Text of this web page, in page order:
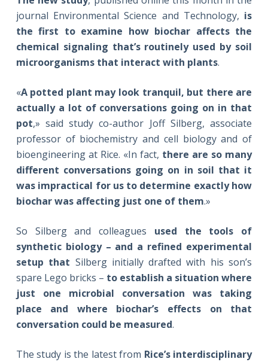
journal Environmental Science and Technology, is
the first to examine how biochar affects the
chemical signaling that’s routinely used by soil
microorganisms that interact with plants.
«A potted plant may look tranquil, but there are
actually a lot of conversations going on in that
pot,» said study co-author Joff Silberg, associate
professor of biochemistry and cell biology and of
bioengineering at Rice. «In fact, there are so many
different conversations going on in soil that it
was impractical for us to determine exactly how
biochar was affecting just one of them.»
So Silberg and colleagues used the tools of
synthetic biology – and a refined experimental
setup that Silberg initially drafted with his son’s
spare Lego bricks – to establish a situation where
just one microbial conversation was taking
place and where biochar’s effects on that
conversation could be measured.
The study is the latest from Rice’s interdisciplinary